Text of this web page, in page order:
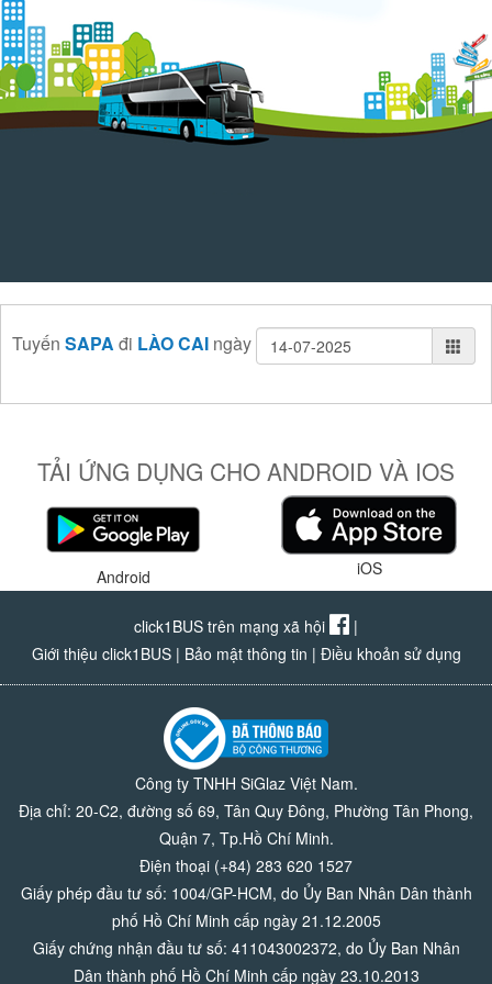
Tuyến SAPA đi LÀO CAI ngày
TẢI ỨNG DỤNG CHO ANDROID VÀ IOS
Android iOS
click1BUS trên mạng xã hội
|
Giới thiệu click1BUS| Bảo mật thông tin | Điều khoản sử dụng
Công ty TNHH SiGlaz Việt Nam.
Địa chỉ: 20-C2, đường số 69, Tân Quy Đông, Phường Tân Phong,
Quận 7, Tp.Hồ Chí Minh.
Điện thoại (+84) 283 620 1527
Giấy phép đầu tư số: 1004/GP-HCM, do Ủy Ban Nhân Dân thành
phố Hồ Chí Minh cấp ngày 21.12.2005
Giấy chứng nhận đầu tư số: 411043002372, do Ủy Ban Nhân
Dân thành phố Hồ Chí Minh cấp ngày 23.10.2013